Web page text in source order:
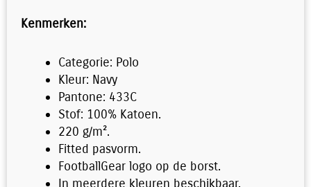
Kenmerken:
Categorie: Polo
Kleur: Navy
Pantone: 433C
Stof: 100% Katoen.
220 g/m².
Fitted pasvorm.
FootballGear logo op de borst.
In meerdere kleuren beschikbaar.